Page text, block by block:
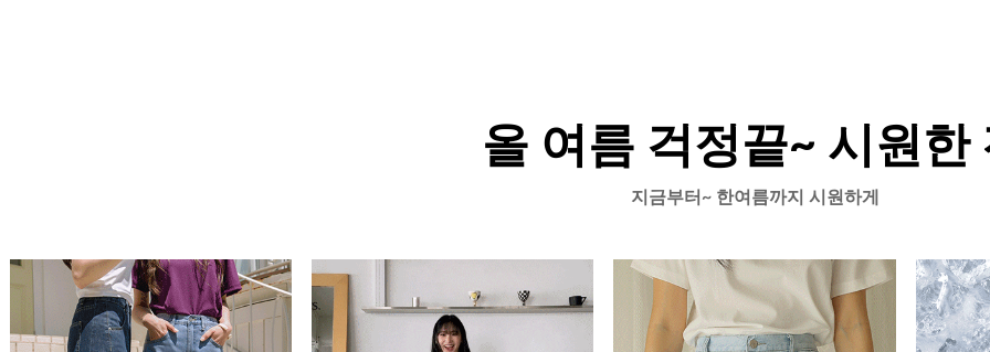
올 여름 걱정끝~ 시원한
지금부터~ 한여름까지 시원하게